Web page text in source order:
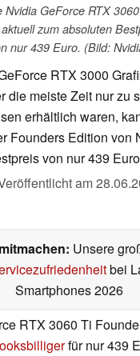
Nvidia GeForce RTX
zum absoluten
nur 439 Euro. (Bild:
RTX 3000
die meiste Zeit nur zu
erhältlich waren,
Founders Edition von
von nur 439
am
Unsere
bei
Smartphones 2026
RTX 3060 Ti
für nur 439